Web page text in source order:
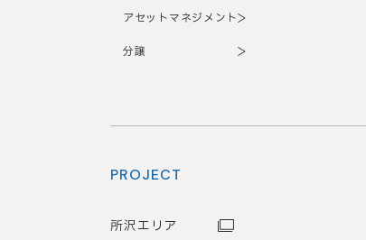
アセットマネジメント
分譲
PROJECT
所沢エリア